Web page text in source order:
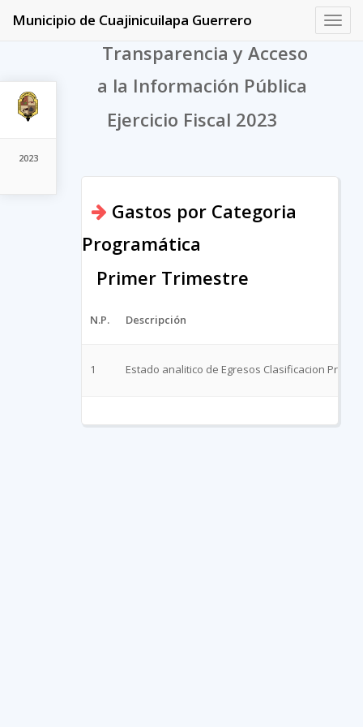
2023
Municipio de Cuajinicuilapa Guerrero
Transparencia y Acceso
a la Información Pública
Ejercicio Fiscal 2023
Gastos por Categoria
Programática
Primer Trimestre
N.P. Descripción
1 Estado analitico de Egresos Clasificacion